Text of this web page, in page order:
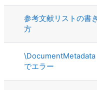
参考文献リストの書き
方
\DocumentMetadata
でエラー